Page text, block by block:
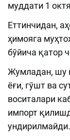
муддати 1
Еттинчидан,
ҳимояга
бўйича қатор
Жумладан, шу
ёғи, гўшт ва
воситалари
импорт
ундирилмайди.